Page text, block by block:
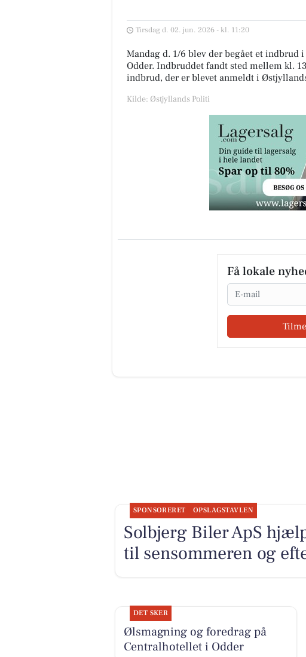
Tirsdag d. 02. jun. 2026 - kl. 11:20
Mandag d. 1/6 blev der begået et indbrud
Odder. Indbruddet fandt sted mellem kl.
indbrud, der er blevet anmeldt i
Kilde: Østjyllands Politi
Få lokale
Email
SPONSORERET OPSLAGSTAVLEN
Solbjerg Biler ApS
til sensommeren og
DET SKER
Ølsmagning og foredrag på
Centralhotellet i Odder